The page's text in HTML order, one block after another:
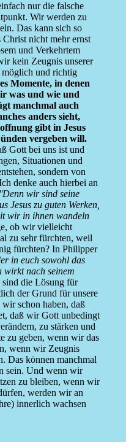
nur die falsche
Wir werden zu
Das kann sich so
nicht mehr ernst
und Verkehrtem
kein Zeugnis unserer
möglich und richtig
Momente, in denen
was und wie und
manchmal auch
anders sieht,
gibt in Jesus
vergeben will.
Gott bei uns ist und
Situationen und
sondern von
denke auch hierbei an
''Denn wir sind seine
Jesus zu guten Werken,
wir in ihnen wandeln
ob wir vielleicht
zu sehr fürchten, weil
fürchten? In Philipper
in euch sowohl das
wirkt nach seinem
die Lösung für
der Grund für unsere
schon haben, daß
daß wir Gott unbedingt
zu stärken und
zu geben, wenn wir das
wenn wir Zeugnis
Das können manchmal
sein. Und wenn wir
zu bleiben, wenn wir
werden wir an
innerlich wachsen